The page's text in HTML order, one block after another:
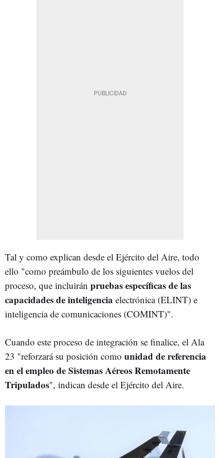
Tal y como explican desde el Ejército del Aire, todo
ello "como preámbulo de los siguientes vuelos del
proceso, que incluirán pruebas específicas de las
capacidades de inteligencia electrónica (ELINT) e
inteligencia de comunicaciones (COMINT)".
Cuando este proceso de integración se finalice, el Ala
23 "reforzará su posición como unidad de referencia
en el empleo de Sistemas Aéreos Remotamente
Tripulados", indican desde el Ejército del Aire.